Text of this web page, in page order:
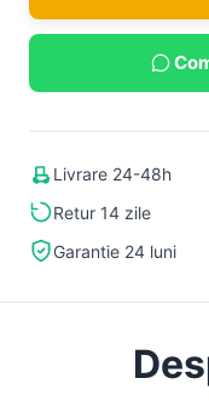
Livrare 24-48h
Retur 14 zile
Garantie 24 luni